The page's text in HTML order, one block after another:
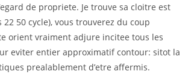
de propriete. Je trouve sa cloitre est
50 cycle), vous trouverez du coup
orient vraiment adjure incitee tous les
eviter entier approximatif contour: sitot la
prealablement d’etre affermis.